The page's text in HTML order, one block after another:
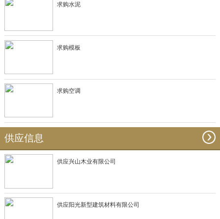
求购水泥
求购模板
求购空调
供应信息
供应兴山木业有限公司
供应阳光新型建筑材料有限公司